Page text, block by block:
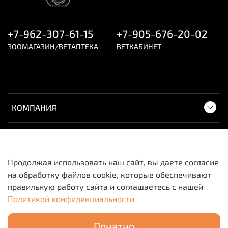
Встряхните флакон и распылите с расстояния 20–30
мере необходимости.
КОМПАНИЯ
+7-962-307-61-15
ЗООМАГАЗИН/ВЕТАПТЕКА
+7-905-676-20-02
ВЕТКАБИНЕТ
Вся информация о товарах и ценах носит
исключительно информационный характер и не
Продолжая использовать наш сайт, вы даете согласие
на обработку файлов cookie, которые обеспечивают
правильную работу сайта и соглашаетесь с нашей
Политикой конфиденциальности